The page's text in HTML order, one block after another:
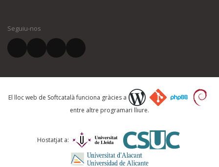
El vostre correu electrònic *
Què proposeu?
Comentari *
Seguiu-nos
El lloc web de Softcatalà funciona gràcies a
entre altre programari lliure.
Hostatjat a: